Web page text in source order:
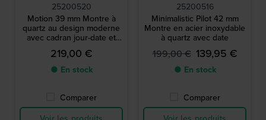
25200520
Motion 39 mm Montre à
quartz au design moderne
avec cadran jour-date et
24h
219,00 €
● En stock
Comparer
25200516
Minimalistic Pilot 42 mm
Montre en acier inoxydable
à quartz avec date
199,00 € 139,95 €
● En stock
Comparer